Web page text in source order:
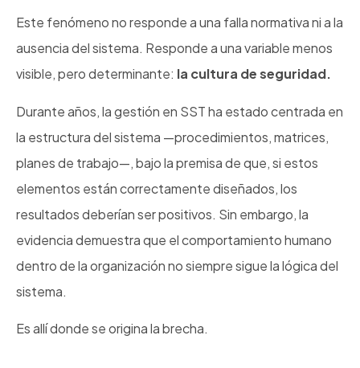
Este fenómeno no responde a una falla normativa ni a la
ausencia del sistema. Responde a una variable menos
visible, pero determinante: la cultura de seguridad.
Durante años, la gestión en SST ha estado centrada en
la estructura del sistema —procedimientos, matrices,
planes de trabajo—, bajo la premisa de que, si estos
elementos están correctamente diseñados, los
resultados deberían ser positivos. Sin embargo, la
evidencia demuestra que el comportamiento humano
dentro de la organización no siempre sigue la lógica del
sistema.
Es allí donde se origina la brecha.